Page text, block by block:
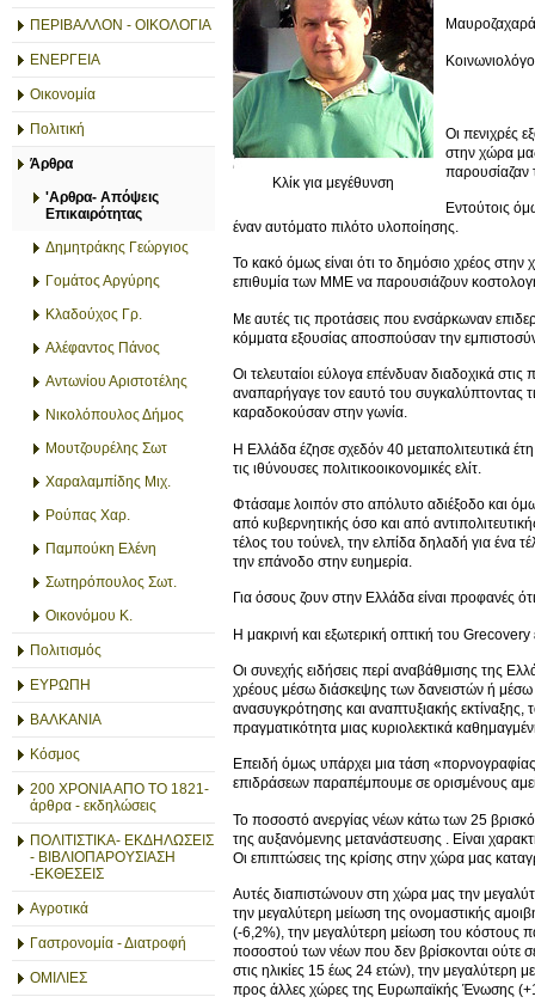
ΠΕΡΙΒΑΛΛΟΝ - ΟΙΚΟΛΟΓΙΑ
ΕΝΕΡΓΕΙΑ
Οικονομία
Πολιτική
Άρθρα
'Αρθρα- Απόψεις
Επικαιρότητας
Δημητράκης Γεώργιος
Γομάτος Αργύρης
Κλαδούχος Γρ.
Αλέφαντος Πάνος
Αντωνίου Αριστοτέλης
Νικολόπουλος Δήμος
Μουτζουρέλης Σωτ
Χαραλαμπίδης Μιχ.
Ρούπας Χαρ.
Παμπούκη Ελένη
Σωτηρόπουλος Σωτ.
Οικονόμου Κ.
Πολιτισμός
ΕΥΡΩΠΗ
ΒΑΛΚΑΝΙΑ
Κόσμος
200 ΧΡΟΝΙΑ ΑΠΟ ΤΟ 1821-
άρθρα - εκδηλώσεις
ΠΟΛΙΤΙΣΤΙΚΑ- ΕΚΔΗΛΩΣΕΙΣ
- ΒΙΒΛΙΟΠΑΡΟΥΣΙΑΣΗ
-ΕΚΘΕΣΕΙΣ
Αγροτικά
Γαστρονομία - Διατροφή
ΟΜΙΛΙΕΣ
Κλίκ για μεγέθυνση
Οι πενιχρές
στην χώρα
παρουσίαζαν
Εντούτοις
έναν αυτόματο πιλότο υλοποίησης.
Το κακό όμως είναι ότι το δημόσιο χρέος
επιθυμία των ΜΜΕ να παρουσιάζουν
Με αυτές τις προτάσεις που ενσάρκωναν
κόμματα εξουσίας αποσπούσαν την
Οι τελευταίοι εύλογα επένδυαν διαδοχικά
αναπαρήγαγε τον εαυτό του συγκαλύπτοντας
καραδοκούσαν στην γωνία.
Η Ελλάδα έζησε σχεδόν 40 μεταπολιτευτικά
τις ιθύνουσες πολιτικοοικονομικές ελίτ.
Φτάσαμε λοιπόν στο απόλυτο αδιέξοδο και
από κυβερνητικής όσο και από
τέλος του τούνελ, την ελπίδα δηλαδή για ένα
την επάνοδο στην ευημερία.
Για όσους ζουν στην Ελλάδα είναι προφανές
Η μακρινή και εξωτερική οπτική του Grecovery
Οι συνεχής ειδήσεις περί αναβάθμισης της
χρέους μέσω διάσκεψης των δανειστών ή
ανασυγκρότησης και αναπτυξιακής εκτίναξης,
πραγματικότητα μιας κυριολεκτικά
Επειδή όμως υπάρχει μια τάση
επιδράσεων παραπέμπουμε σε ορισμένους
Το ποσοστό ανεργίας νέων κάτω των 25
της αυξανόμενης μετανάστευσης . Είναι
Οι επιπτώσεις της κρίσης στην χώρα μας
Αυτές διαπιστώνουν στη χώρα μας την
την μεγαλύτερη μείωση της ονομαστικής
(-6,2%), την μεγαλύτερη μείωση του κόστους
ποσοστού των νέων που δεν βρίσκονται ούτε
στις ηλικίες 15 έως 24 ετών), την
προς άλλες χώρες της Ευρωπαϊκής Ένωσης